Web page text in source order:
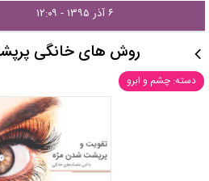
۶ آذر ۱۳۹۵ - ۱۲:۰۹
روش های خانگی
دسته: چشم و ابرو